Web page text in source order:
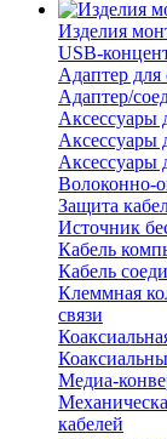
Изделия
USB-
Адаптер для
Адаптер/
Аксессуары
Аксессуары
Аксессуары
Волоконно-
Защита
Источник
Кабель
Кабель
Клеммная
связи
Медиа-
кабелей